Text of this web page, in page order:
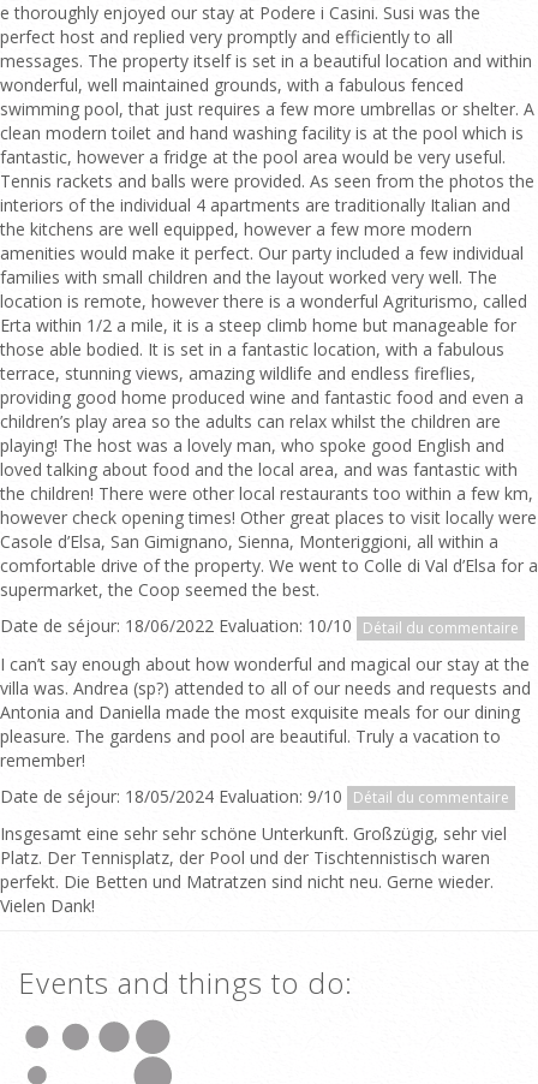
e thoroughly enjoyed our stay at Podere i Casini. Susi was the
perfect host and replied very promptly and efficiently to all
messages. The property itself is set in a beautiful location and within
wonderful, well maintained grounds, with a fabulous fenced
swimming pool, that just requires a few more umbrellas or shelter. A
clean modern toilet and hand washing facility is at the pool which is
fantastic, however a fridge at the pool area would be very useful.
Tennis rackets and balls were provided. As seen from the photos the
interiors of the individual 4 apartments are traditionally Italian and
the kitchens are well equipped, however a few more modern
amenities would make it perfect. Our party included a few individual
families with small children and the layout worked very well. The
location is remote, however there is a wonderful Agriturismo, called
Erta within 1/2 a mile, it is a steep climb home but manageable for
those able bodied. It is set in a fantastic location, with a fabulous
terrace, stunning views, amazing wildlife and endless fireflies,
providing good home produced wine and fantastic food and even a
children’s play area so the adults can relax whilst the children are
playing! The host was a lovely man, who spoke good English and
loved talking about food and the local area, and was fantastic with
the children! There were other local restaurants too within a few km,
however check opening times! Other great places to visit locally were
Casole d’Elsa, San Gimignano, Sienna, Monteriggioni, all within a
comfortable drive of the property. We went to Colle di Val d’Elsa for a
supermarket, the Coop seemed the best.
Date de séjour: 18/06/2022 Evaluation: 10/10
Détail du commentaire
I can’t say enough about how wonderful and magical our stay at the
villa was. Andrea (sp?) attended to all of our needs and requests and
Antonia and Daniella made the most exquisite meals for our dining
pleasure. The gardens and pool are beautiful. Truly a vacation to
remember!
Date de séjour: 18/05/2024 Evaluation: 9/10
Détail du commentaire
Insgesamt eine sehr sehr schöne Unterkunft. Großzügig, sehr viel
Platz. Der Tennisplatz, der Pool und der Tischtennistisch waren
perfekt. Die Betten und Matratzen sind nicht neu. Gerne wieder.
Vielen Dank!
Events and things to do: